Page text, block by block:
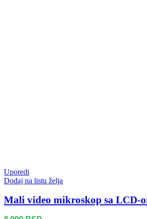
Uporedi
Dodaj na listu želja
Mali video mikroskop sa LCD-